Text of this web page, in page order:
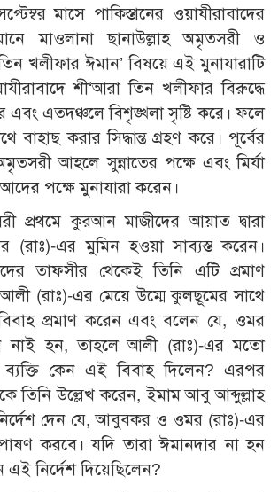
মাসে পাকিস্তানের ওয়াযীরাবাদের
মাওলানা ছানাউল্লাহ অমৃতসরী ও
খলীফার ঈমান’ বিষয়ে এই মুনাযারাটি
শী‘আরা তিন খলীফার বিরুদ্ধে
এবং এতদঞ্চলে বিশৃঙ্খলা সৃষ্টি করে। ফলে
বাহাছ করার সিদ্ধান্ত গ্রহণ করে। পূর্বের
আহলে সুন্নাতের পক্ষে এবং মির্যা
পক্ষে মুনাযারা করেন।
প্রথমে কুরআন মাজীদের আয়াত দ্বারা
এর মুমিন হওয়া সাব্যস্ত করেন।
তাফসীর থেকেই তিনি এটি প্রমাণ
(রাঃ)-এর মেয়ে উম্মে কুলছূমের সাথে
প্রমাণ করেন এবং বলেন যে, ওমর
নাই হন, তাহলে আলী (রাঃ)-এর মতো
ব্যক্তি কেন এই বিবাহ দিলেন? এরপর
তিনি উল্লেখ করেন, ইমাম আবু আব্দুল্লাহ
দেন যে, আবুবকর ও ওমর (রাঃ)-এর
করবে। যদি তারা ঈমানদার না হন
এই নির্দেশ দিয়েছিলেন?